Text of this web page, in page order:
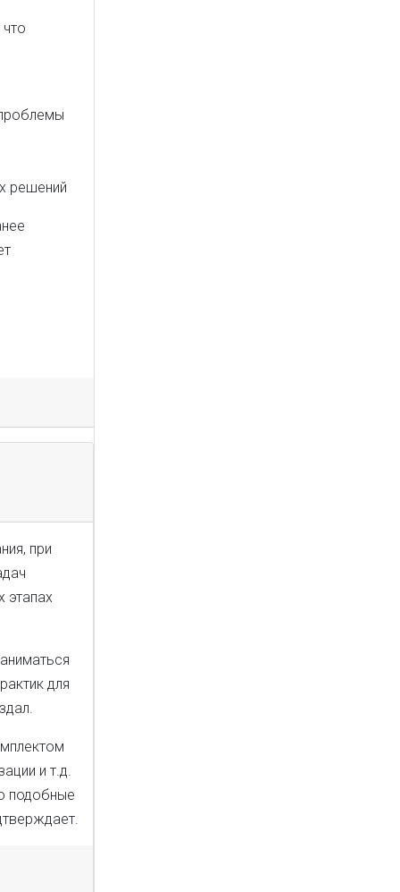
решений
при
этапах
для
и т.д.
подобные